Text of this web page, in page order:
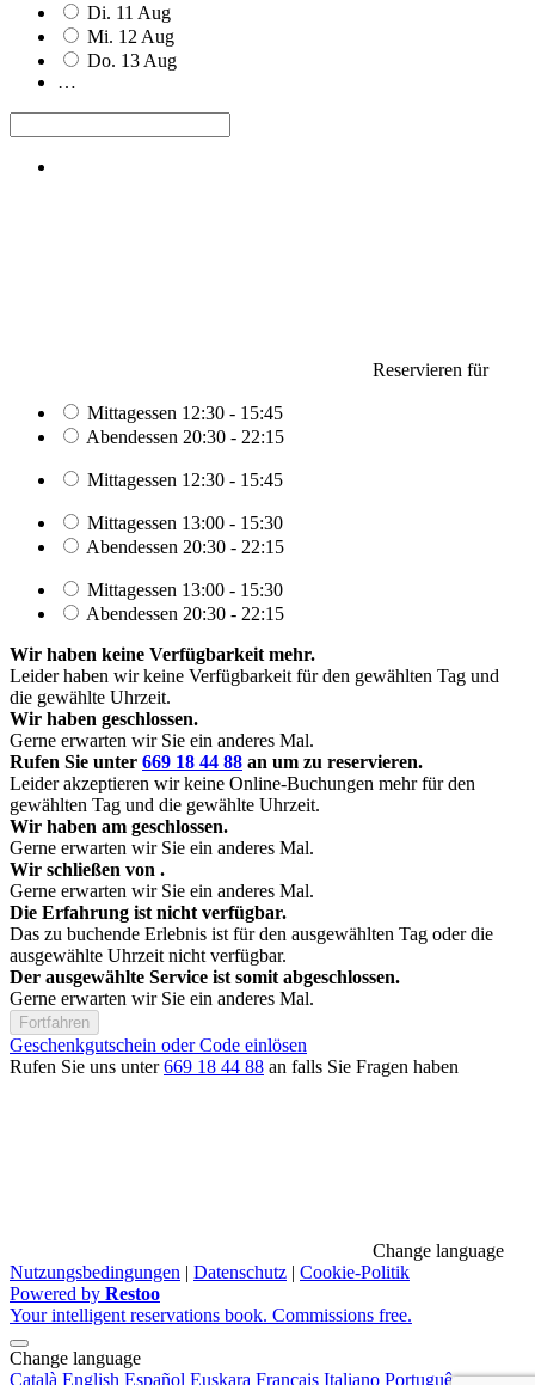
Di. 11 Aug
Mi. 12 Aug
Do. 13 Aug
…
Reservieren für
Mittagessen 12:30 - 15:45
Abendessen 20:30 - 22:15
Mittagessen 12:30 - 15:45
Mittagessen 13:00 - 15:30
Abendessen 20:30 - 22:15
Mittagessen 13:00 - 15:30
Abendessen 20:30 - 22:15
Wir haben keine Verfügbarkeit mehr.
Leider haben wir keine Verfügbarkeit für den gewählten Tag und
die gewählte Uhrzeit.
Wir haben geschlossen.
Gerne erwarten wir Sie ein anderes Mal.
Rufen Sie unter 669 18 44 88 an um zu reservieren.
Leider akzeptieren wir keine Online-Buchungen mehr für den
gewählten Tag und die gewählte Uhrzeit.
Wir haben am geschlossen.
Gerne erwarten wir Sie ein anderes Mal.
Wir schließen von .
Gerne erwarten wir Sie ein anderes Mal.
Die Erfahrung ist nicht verfügbar.
Das zu buchende Erlebnis ist für den ausgewählten Tag oder die
ausgewählte Uhrzeit nicht verfügbar.
Der ausgewählte Service ist somit abgeschlossen.
Gerne erwarten wir Sie ein anderes Mal.
Fortfahren
Geschenkgutschein oder Code einlösen
Rufen Sie uns unter669 18 44 88 an falls Sie Fragen haben
Change language
Nutzungsbedingungen | Datenschutz | Cookie-Politik
Powered by Restoo
Your intelligent reservations book. Commissions free.
Change language
Català English Español Euskara Français Italiano Português